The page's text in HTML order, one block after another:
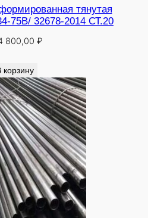
тянутая
75В/ 32678-2014 СТ.20
800,00 ₽
корзину